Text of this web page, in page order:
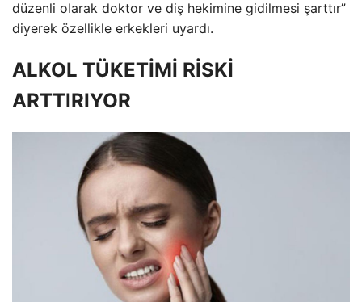
düzenli olarak doktor ve diş hekimine gidilmesi şarttır”
diyerek özellikle erkekleri uyardı.
ALKOL TÜKETİMİ RİSKİ
ARTTIRIYOR